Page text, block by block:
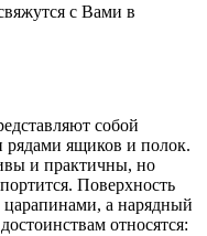
с Вами в
собой
рядами ящиков и полок.
и практичны, но
Поверхность
а нарядный
относятся: